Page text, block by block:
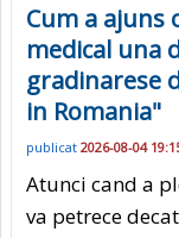
Cum a ajuns
medical una
gradinarese
in Romania"
publicat 2026-08-04
Atunci cand a
va petrece